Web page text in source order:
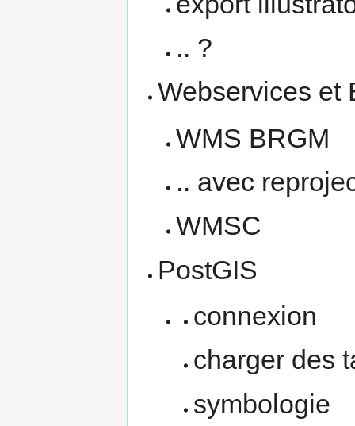
.. ?
Webservices et
WMS BRGM
.. avec
WMSC
PostGIS
connexion
charger des
symbologie